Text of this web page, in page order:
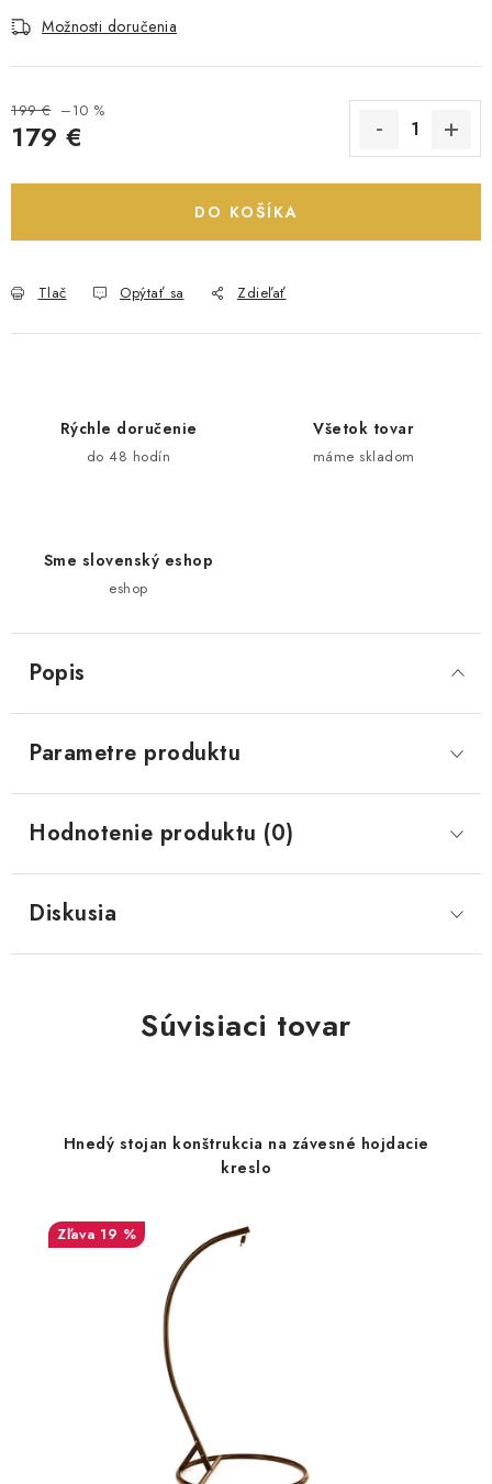
Možnosti doručenia
199 € –10 %
179 €
DO KOŠÍKA
Tlač Opýtať sa Zdieľať
Rýchle doručenie
do 48 hodín
Všetok tovar
máme skladom
Sme slovenský eshop
eshop
Popis
Parametre produktu
Hodnotenie produktu (0)
Diskusia
Súvisiaci tovar
Hnedý stojan konštrukcia na závesné hojdacie
kreslo
19 %